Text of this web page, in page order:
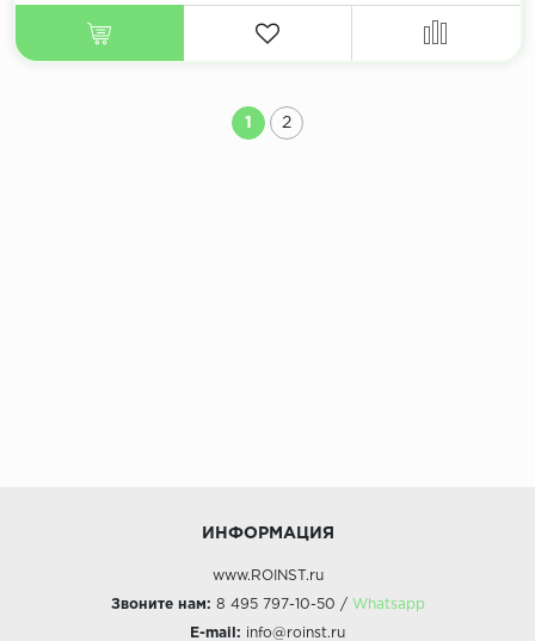
1 2
ИНФОРМАЦИЯ
www.ROINST.ru
Звоните нам: 8 495 797-10-50 / Whatsapp
E-mail: info@roinst.ru